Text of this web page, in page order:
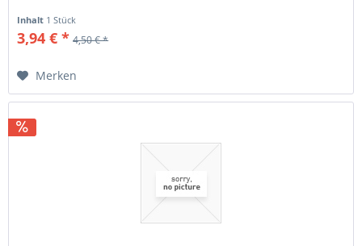
Inhalt 1 Stück
3,94 € * 4,50 € *
Merken